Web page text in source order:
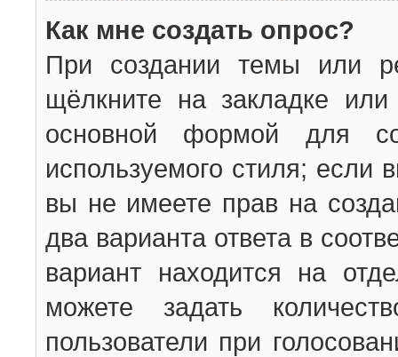
Как мне создать опрос?
При создании темы или
щёлкните на закладке
основной формой для
используемого стиля; если
вы не имеете прав на
два варианта ответа в
вариант находится на
можете задать
пользователи при